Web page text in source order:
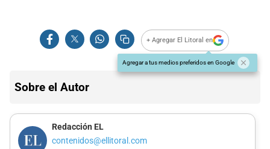
+ Agregar El Litoral en
Agregar a tus medios preferidos en Google
Sobre el Autor
Redacción EL
contenidos@ellitoral.com